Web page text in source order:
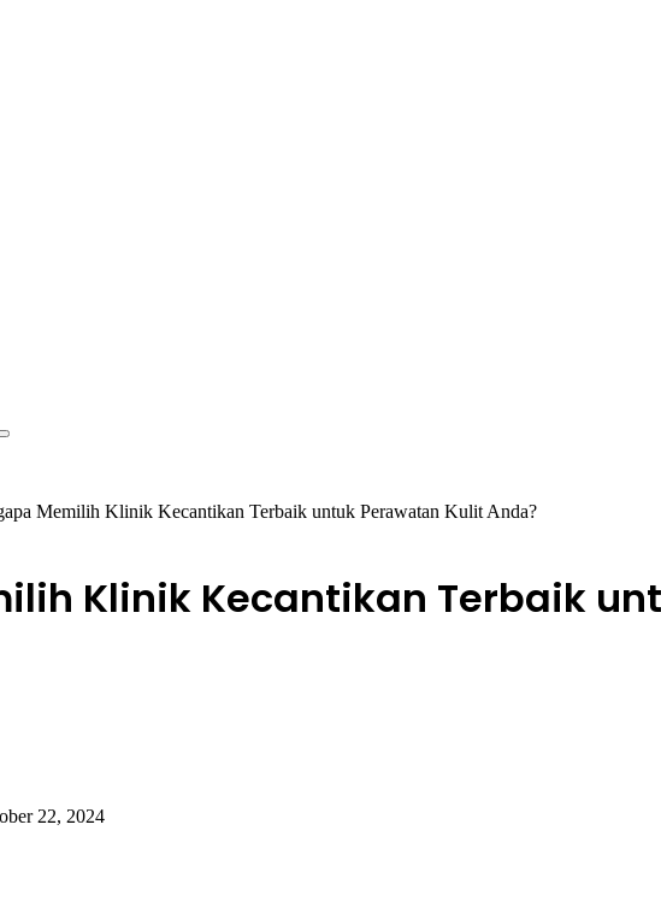
Pencarian
Memilih Klinik Kecantikan Terbaik untuk Perawatan Kulit Anda?
Klinik Kecantikan Terbaik
22, 2024